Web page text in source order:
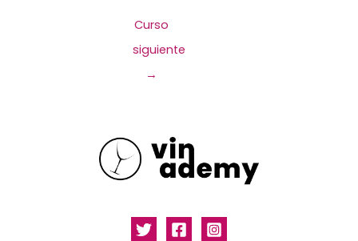
Curso
siguiente
→